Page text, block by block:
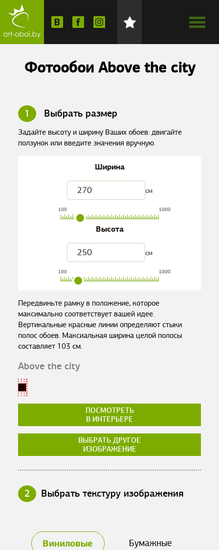
Фотообои Above the city
1 Выбрать размер
Задайте высоту и ширину Ваших обоев: двигайте
ползунок или введите значения вручную.
Ширина
см
100 1000
Высота
см
100 1000
Передвиньте рамку в положение, которое
максимально соответствует вашей идее.
Вертикальные красные линии определяют стыки
полос обоев. Максиальная ширина целой полосы
составляет 103 см.
Above the city
ПОСМОТРЕТЬ
В ИНТЕРЬЕРЕ
ВЫБРАТЬ ДРУГОЕ
ИЗОБРАЖЕНИЕ
2 Выбрать текстуру изображения
Виниловые Бумажные